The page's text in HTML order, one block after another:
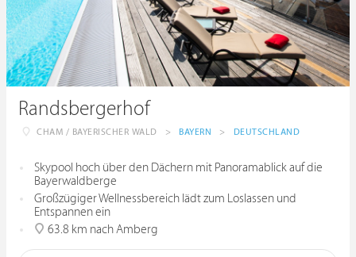
Randsbergerhof
CHAM / BAYERISCHER WALD > BAYERN > DEUTSCHLAND
Skypool hoch über den Dächern mit Panoramablick auf die
Bayerwaldberge
Großzügiger Wellnessbereich lädt zum Loslassen und
Entspannen ein
63.8 km nach Amberg